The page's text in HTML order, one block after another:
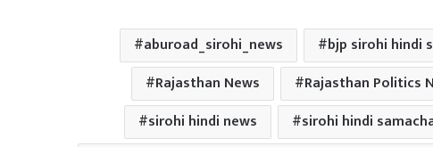
aburoad_sirohi_news bjp sirohi hindi
Rajasthan News
Rajasthan Politics
sirohi hindi news
sirohi hindi